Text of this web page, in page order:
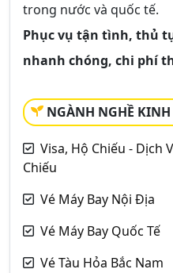
trong nước và quốc tế.
Phục vụ tận tình, thủ
nhanh chóng, chi phí
NGÀNH NGHỀ
Visa, Hộ Chiếu - Dịch
Chiếu
Vé Máy Bay Nội Địa
Vé Máy Bay Quốc Tế
Vé Tàu Hỏa Bắc Nam